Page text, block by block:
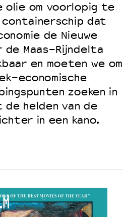
olie om voorlopig te
containerschip dat
de Nieuwe
Maas-Rijndelta
en moeten we om
economische
zoeken in
de helden van de
in een kano.